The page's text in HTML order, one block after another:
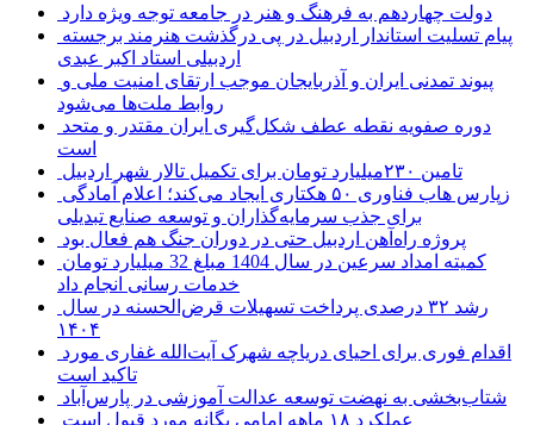
دولت چهاردهم به فرهنگ و هنر در جامعه توجه ویژه دارد
اردبیلی استاد اکبر عبدی
روابط ملت‌ها می‌شود
است
تامین ۲۳۰میلیارد تومان برای تکمیل تالار شهر اردبیل
برای جذب سرمایه‌گذاران و توسعه صنایع تبدیلی
پروژه راه‌آهن اردبیل حتی در دوران جنگ هم فعال بود
خدمات رسانی انجام داد
۱۴۰۴
تاکید است
شتاب‌بخشی به نهضت توسعه عدالت آموزشی در پارس‌آباد
عملکرد ۱۸ ماهه امامی یگانه مورد قبول است